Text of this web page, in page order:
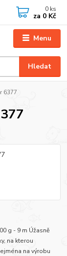
Menu
Hledat
0 ks
za 0 Kč
6377
g - 9 m Úžasně
na kterou
na výrobu